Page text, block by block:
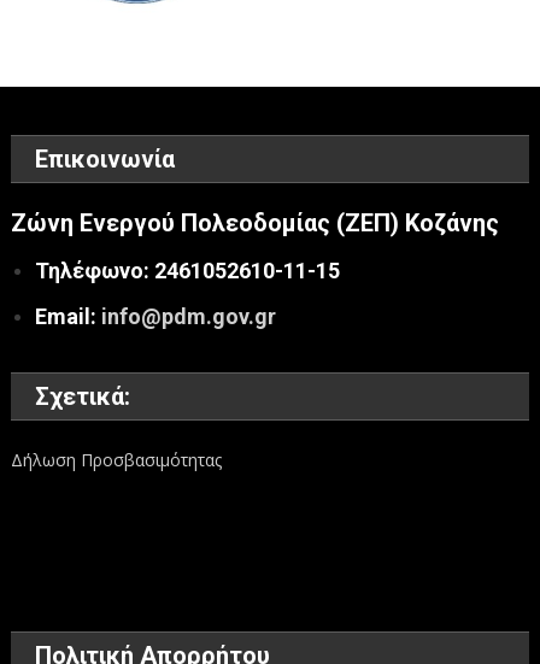
Επικοινωνία
Ζώνη Ενεργού Πολεοδομίας (ΖΕΠ) Κοζάνης
Τηλέφωνο: 2461052610-11-15
Email: info@pdm.gov.gr
Σχετικά:
Δήλωση Προσβασιμότητας
Πολιτική Απορρήτου